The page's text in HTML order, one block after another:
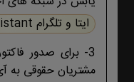
ایتا و تلگرام yabesh_assistant@
3- برای صدور
مشتریان حقوقی به
روش
درچ شده